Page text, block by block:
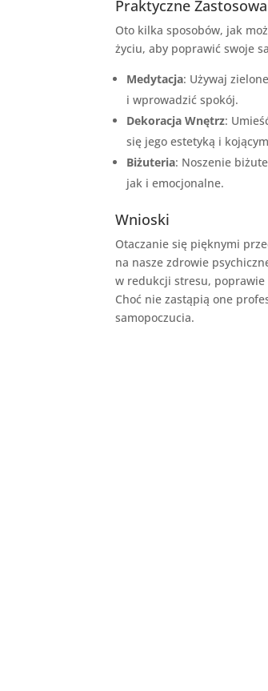
Praktyczne
Oto kilka sposobów, jak
życiu, aby poprawić swoje
Medytacja: Używaj
i wprowadzić spokój.
Dekoracja Wnętrz:
się jego estetyką i
Biżuteria: Noszenie
jak i emocjonalne.
Wnioski
Otaczanie się pięknymi
na nasze zdrowie
w redukcji stresu,
Choć nie zastąpią one
samopoczucia.